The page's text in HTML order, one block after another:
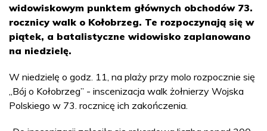
widowiskowym punktem głównych obchodów 73.
rocznicy walk o Kołobrzeg. Te rozpoczynają się w
piątek, a batalistyczne widowisko zaplanowano
na niedzielę.
W niedzielę o godz. 11, na plaży przy molo rozpocznie się
„Bój o Kołobrzeg” - inscenizacja walk żołnierzy Wojska
Polskiego w 73. rocznicę ich zakończenia.